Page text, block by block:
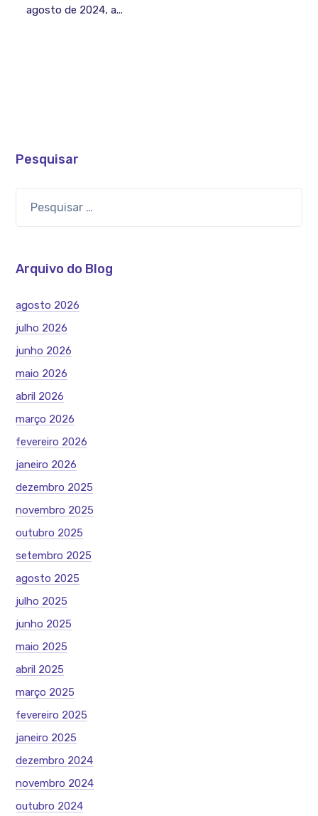
agosto de 2024, a...
Pesquisar
Arquivo do Blog
agosto 2026
julho 2026
junho 2026
maio 2026
abril 2026
março 2026
fevereiro 2026
janeiro 2026
dezembro 2025
novembro 2025
outubro 2025
setembro 2025
agosto 2025
julho 2025
junho 2025
maio 2025
abril 2025
março 2025
fevereiro 2025
janeiro 2025
dezembro 2024
novembro 2024
outubro 2024